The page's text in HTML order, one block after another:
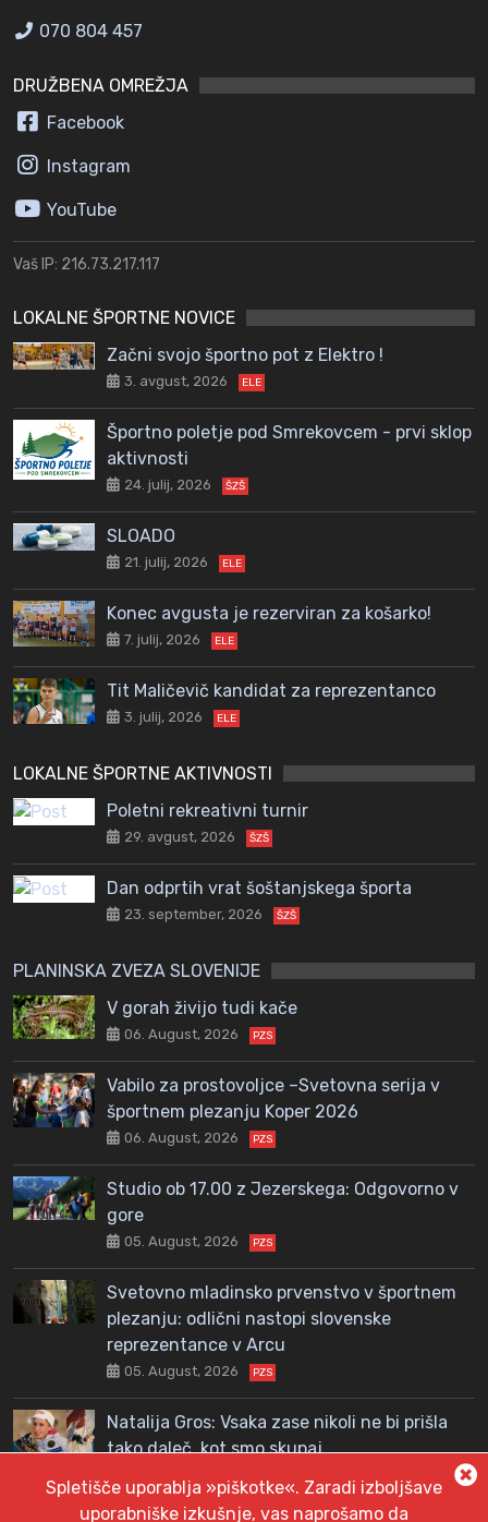
070 804 457
DRUŽBENA OMREŽJA
Facebook
Instagram
YouTube
Vaš IP: 216.73.217.117
LOKALNE ŠPORTNE NOVICE
Začni svojo športno pot z Elektro !
3. avgust, 2026 ELE
Športno poletje pod Smrekovcem - prvi sklop
aktivnosti
24. julij, 2026 ŠZŠ
SLOADO
21. julij, 2026 ELE
Konec avgusta je rezerviran za košarko!
7. julij, 2026 ELE
Tit Maličevič kandidat za reprezentanco
3. julij, 2026 ELE
LOKALNE ŠPORTNE AKTIVNOSTI
Poletni rekreativni turnir
29. avgust, 2026 ŠZŠ
Dan odprtih vrat šoštanjskega športa
23. september, 2026 ŠZŠ
PLANINSKA ZVEZA SLOVENIJE
V gorah živijo tudi kače
06. August, 2026 PZS
Vabilo za prostovoljce –Svetovna serija v
športnem plezanju Koper 2026
06. August, 2026 PZS
Studio ob 17.00 z Jezerskega: Odgovorno v
gore
05. August, 2026 PZS
Svetovno mladinsko prvenstvo v športnem
plezanju: odlični nastopi slovenske
reprezentance v Arcu
05. August, 2026 PZS
Natalija Gros: Vsaka zase nikoli ne bi prišla
tako daleč, kot smo skupaj
Spletišče uporablja »piškotke«. Zaradi izboljšave
uporabniške izkušnje, vas naprošamo da